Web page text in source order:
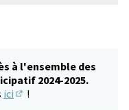
à l'ensemble des
2024-2025.
ici !